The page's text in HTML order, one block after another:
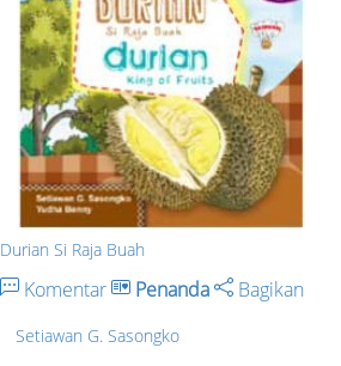
Durian Si Raja Buah
Komentar Penanda Bagikan
Setiawan G. Sasongko